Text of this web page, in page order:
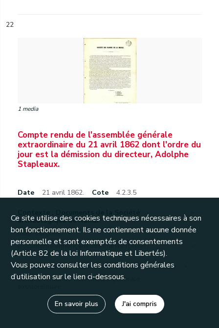
22
1 media
Compte rendu de l'assemblée générale
extraordinaire du 21 avril 1862 dont l'ordre du
jour est la démission du directeur, Adolphe
Stapleaux.
Date 21 avril 1862. Cote 4.2.3.5
archéologique de Namur
Jules Borgnet.
Documents annonçant des manifestations
folkloriques,...
Associations.
Société des Bardes de la Meuse.
Compte rendu de l'assemblée générale
Ce site utilise des cookies techniques nécessaires à son
bon fonctionnement. Ils ne contiennent aucune donnée
personnelle et sont exemptés de consentements
(Article 82 de la loi Informatique et Libertés).
Vous pouvez consulter les conditions générales
d’utilisation sur le lien ci-dessous.
En savoir plus J'ai compris